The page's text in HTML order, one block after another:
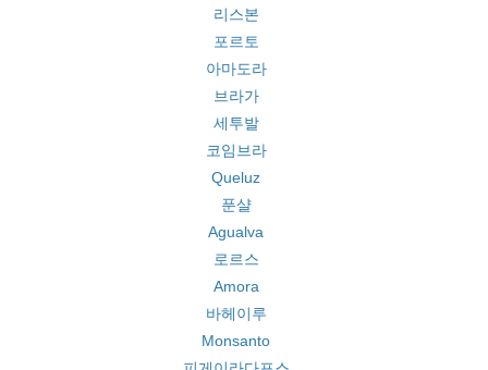
리스본
포르토
아마도라
브라가
세투발
코임브라
Queluz
푼샬
Agualva
로르스
Amora
바헤이루
Monsanto